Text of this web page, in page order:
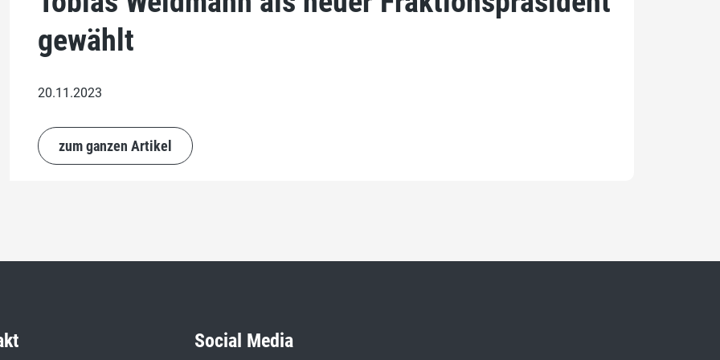
gewählt
20.11.2023
zum ganzen Artikel
Social Media